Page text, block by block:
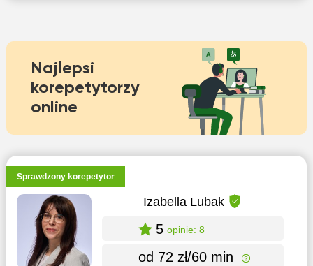
Najlepsi
korepetytorzy
online
Sprawdzony korepetytor
Izabella Lubak
5 opinie: 8
od 72 zł/60 min